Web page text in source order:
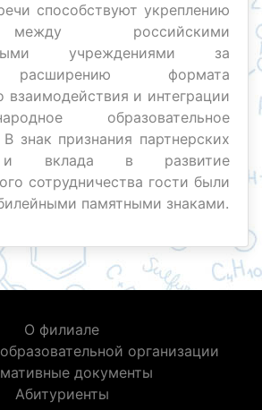
способствуют укреплению
российскими
учреждениями за
формата
взаимодействия и интеграции
образовательное
знак признания партнерских
и вклада в развитие
сотрудничества гости были
памятными знаками.
О филиале
организации
документы
Абитуриенты